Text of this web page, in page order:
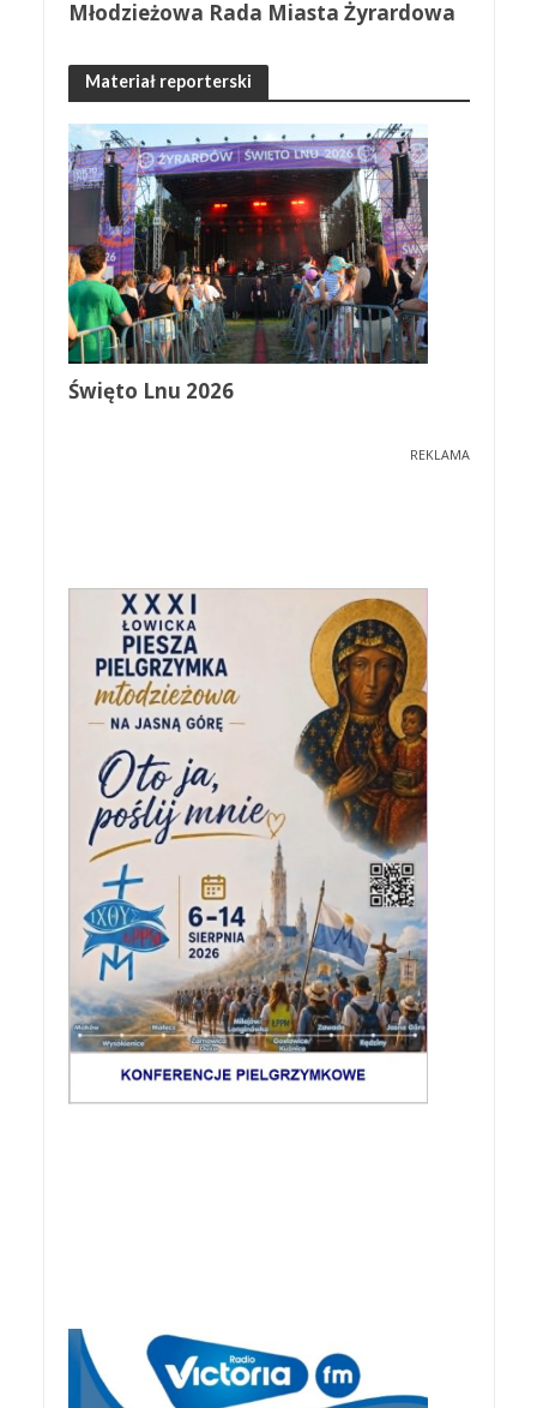
Młodzieżowa Rada Miasta Żyrardowa
Materiał reporterski
Święto Lnu 2026
REKLAMA